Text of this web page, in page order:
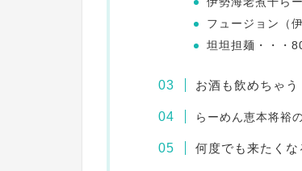
フュージョン（
坦坦担麺・・・
お酒も飲めちゃう
らーめん恵本将裕
何度でも来たくな